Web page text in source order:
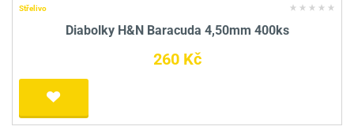
Střelivo
Diabolky H&N Baracuda 4,50mm 400ks
260 Kč